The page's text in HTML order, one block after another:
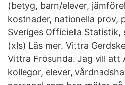
(betyg, barn/elever,
kostnader, nationella prov,
Sveriges Officiella Statistik,
(xls) Läs mer. Vittra
Vittra Frösunda. Jag vill att
kollegor, elever,